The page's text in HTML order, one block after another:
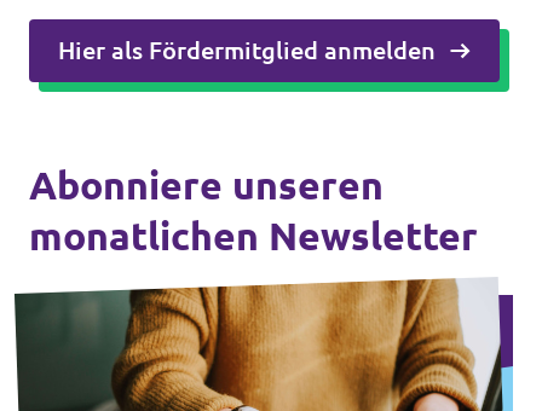
Hier als Fördermitglied anmelden
Abonniere unseren
monatlichen Newsletter